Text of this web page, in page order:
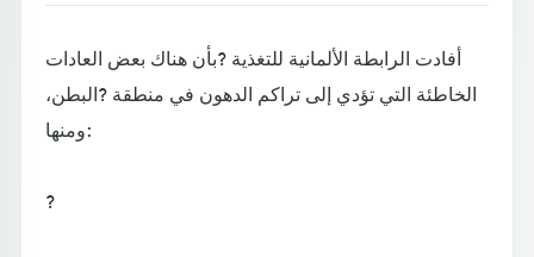
أفادت الرابطة الألمانية للتغذية ?بأن هناك بعض العادات
الخاطئة التي تؤدي إلى تراكم الدهون في منطقة ?البطن،
ومنها:
?